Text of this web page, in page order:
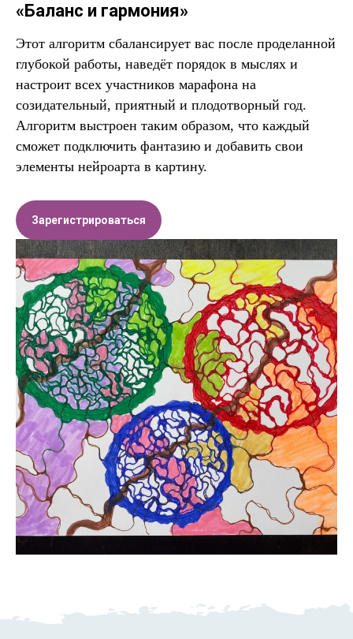
«Баланс и гармония»
Этот алгоритм сбалансирует вас после проделанной
глубокой работы, наведёт порядок в мыслях и
настроит всех участников марафона на
созидательный, приятный и плодотворный год.
Алгоритм выстроен таким образом, что каждый
сможет подключить фантазию и добавить свои
элементы нейроарта в картину.
Зарегистрироваться